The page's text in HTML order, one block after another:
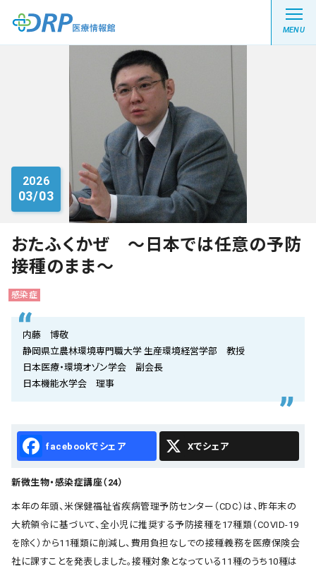
MENU
最新の注目記事
栄養健康レシピ
医療系学生記事
健康川柳
DRP医療情報館とは?
会社概要
お知らせ
お問い合わせ
2026
03/03
おたふくかぜ ～日本では任意の予防
接種のまま～
感染症
内藤 博敬
静岡県立農林環境専門職大学 生産環境経営学部 教授
日本医療・環境オゾン学会 副会長
日本機能水学会 理事
Facebook X
新微生物・感染症講座（24）
本年の年頭、米保健福祉省疾病管理予防センター（CDC）は、昨年末の
大統領令に基づいて、全小児に推奨する予防接種を17種類（COVID-19
を除く）から11種類に削減し、費用負担なしでの接種義務を医療保険会
社に課すことを発表しました。接種対象となっている11種のうち10種は